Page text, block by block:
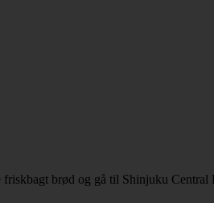
brød og gå til Shinjuku Central